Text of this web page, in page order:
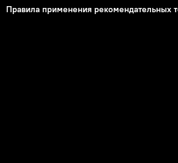
Правила применения рекомендательных